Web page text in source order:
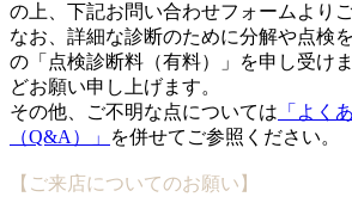
の上、下記お問い合わせフォームより
なお、詳細な診断のために分解や点検
の「点検診断料（有料）」を申し受け
どお願い申し上げます。
その他、ご不明な点については 「よく
（Q&A）」
を併せてご参照ください。
【ご来店についてのお願い】